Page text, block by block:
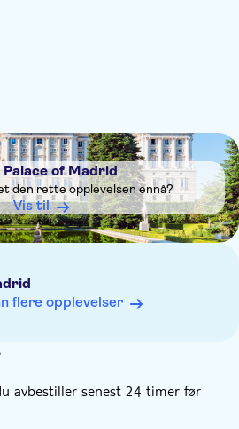
Palace of Madrid
den rette opplevelsen ennå?
Vis til
flere opplevelser
avbestiller senest 24 timer før